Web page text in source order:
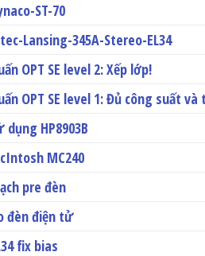
ST-70
Lansing-345A-Stereo-EL34
OPT SE level 2: Xếp lớp!
OPT SE level 1: Đủ công suất
dụng HP8903B
MC240
pre đèn
đèn điện tử
fix bias